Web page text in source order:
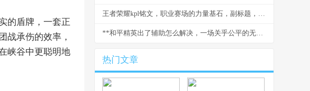
的盾牌，一套正
战承伤的效率，
峡谷中更聪明地
王者荣耀kpl铭文，职业赛场的力量基石，副标题，细微之处定胜负乾坤
**和平精英出了辅助怎么解决，一场关乎公平的无声战争**
热门文章